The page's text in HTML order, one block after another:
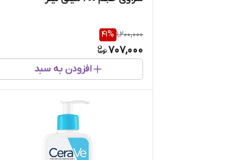
1,200,000
41%
707,000
افزودن به سبد